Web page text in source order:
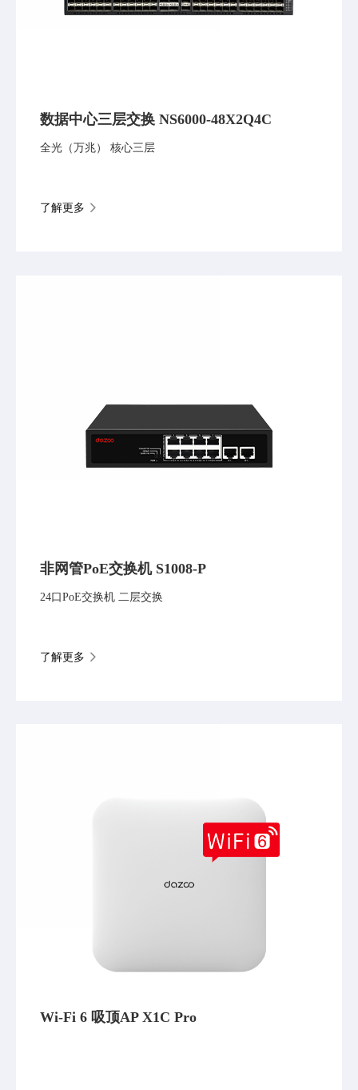
数据中心三层交换 NS6000-48X2Q4C
全光（万兆） 核心三层
了解更多
非网管PoE交换机 S1008-P
24口PoE交换机 二层交换
了解更多
Wi-Fi 6 吸顶AP X1C Pro